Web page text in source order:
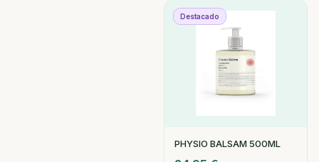
Destacado
PHYSIO BALSAM 500ML